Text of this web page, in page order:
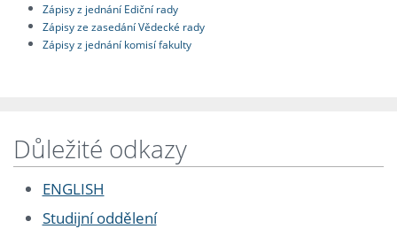
Zápisy z jednání Ediční rady
Zápisy ze zasedání Vědecké rady
Zápisy z jednání komisí fakulty
Důležité odkazy
ENGLISH
Studijní oddělení